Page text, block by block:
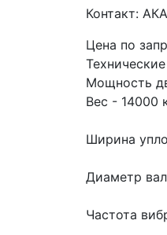
Контакт:
Цена по
Мощность
Вес - 14000
Ширина
Диаметр
Частота